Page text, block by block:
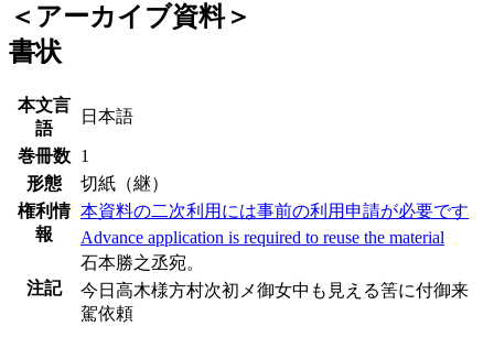
＜アーカイブ資料＞
書状
本文言
語
日本語
巻冊数 1
形態
切紙（継）
権利情
報
本資料の二次利用には事前の利用申請が必要です
Advance application is required to reuse the material
注記
石本勝之丞宛。
今日高木様方村次初メ御女中も見える筈に付御来
駕依頼